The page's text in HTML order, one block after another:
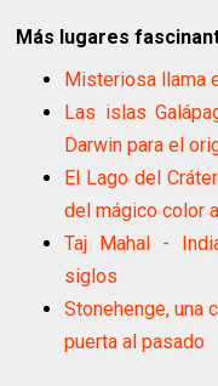
Más lugares
Misteriosa llama
Las islas
Darwin para el
El Lago del
del mágico color
Taj Mahal -
siglos
Stonehenge, una
puerta al pasado